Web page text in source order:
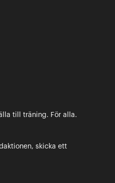
till träning. För alla.
skicka ett